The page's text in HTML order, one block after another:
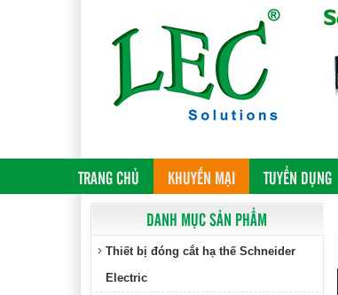
TRANG CHỦ (CURRENT)
KHUYẾN MẠI TUYỂN DỤNG
DANH MỤC SẢN PHẨM
Thiết bị đóng cắt hạ thế Schneider
Electric